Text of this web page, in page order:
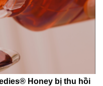
Honey bị thu hồi